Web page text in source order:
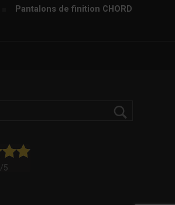
Pantalons de finition CHORD
/5